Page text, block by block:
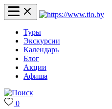
Туры
Экскурсии
Календарь
Блог
Акции
Афиша
0